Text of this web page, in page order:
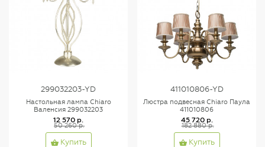
299032203-YD
Настольная лампа Chiaro
Валенсия 299032203
12 570 р.
50 260 р.
Купить
411010806-YD
Люстра подвесная Chiaro Паула
411010806
45 720 р.
182 880 р.
Купить